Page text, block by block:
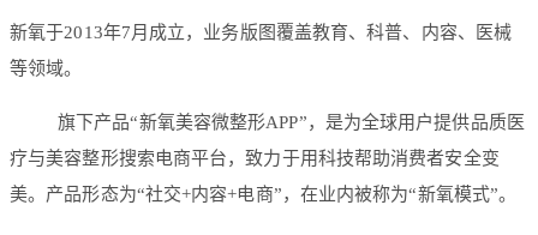
新氧于2013年7月成立，业务版图覆盖教育、科普、内容、医械
等领域。
旗下产品“新氧美容微整形APP”，是为全球用户提供品质医
疗与美容整形搜索电商平台，致力于用科技帮助消费者安全变
美。产品形态为“社交+内容+电商”，在业内被称为“新氧模式”。